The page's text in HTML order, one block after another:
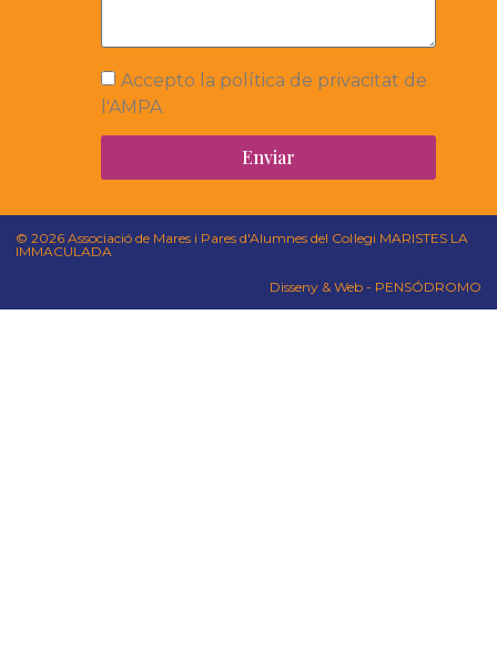
Accepto la política de privacitat de
l'AMPA
Enviar
© 2026 Associació de Mares i Pares d'Alumnes del Col·legi MARISTES LA
IMMACULADA
Disseny & Web - PENSÓDROMO